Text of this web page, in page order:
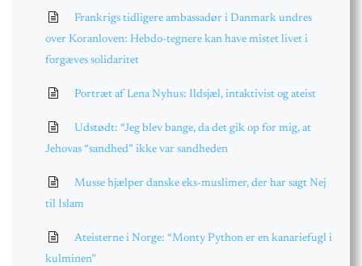
Frankrigs tidligere ambassadør i Danmark undres
over Koranloven: Hebdo-tegnere kan have mistet livet i
forgæves solidaritet
Portræt af Lena Nyhus: Ildsjæl, intaktivist og ateist
Udstødt: “Jeg blev bange, da det gik op for mig, at
Jehovas “sandhed” ikke var sandheden
Musse hjælper danske eks-muslimer, der har sagt Nej
til Islam
Ateisterne i Norge: “Monty Python er en kanariefugl i
kulminen”